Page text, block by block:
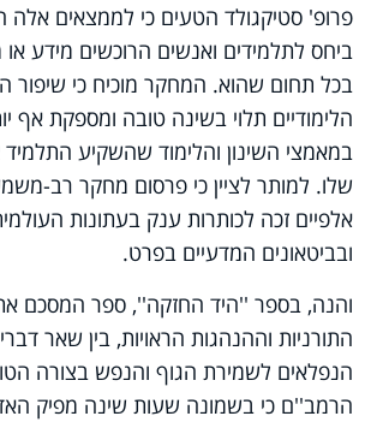
פרופ' סטיקגולד הטעים כי לממצאים אלה
ביחס לתלמידים ואנשים הרוכשים מידע
בכל תחום שהוא. המחקר מוכיח כי שיפור
הלימודיים תלוי בשינה טובה ומספקת אף
במאמצי השינון והלימוד שהשקיע
שלו. למותר לציין כי פרסום מחקר רב-
אלפיים זכה לכותרות ענק בעתונות
ובביטאונים המדעיים בפרט.
והנה, בספר ''היד החזקה'', ספר המסכם
התורניות וההנהגות הראויות, בין שאר
הנפלאים לשמירת הגוף והנפש בצורה
הרמב''ם כי בשמונה שעות שינה מפיק